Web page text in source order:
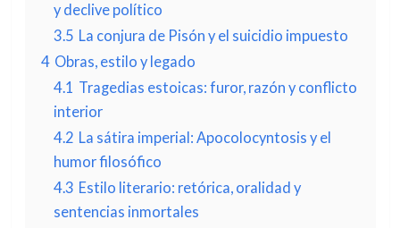
y declive político
3.5 La conjura de Pisón y el suicidio impuesto
4 Obras, estilo y legado
4.1 Tragedias estoicas: furor, razón y conflicto
interior
4.2 La sátira imperial: Apocolocyntosis y el
humor filosófico
4.3 Estilo literario: retórica, oralidad y
sentencias inmortales